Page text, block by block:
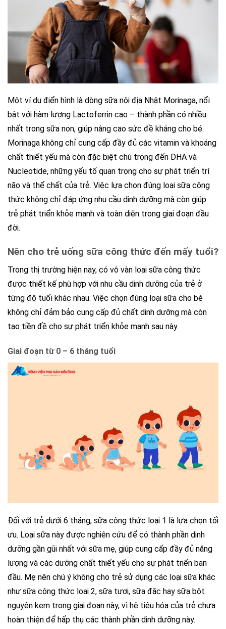
Một ví dụ điển hình là dòng sữa nội địa Nhật Morinaga, nổi
bật với hàm lượng Lactoferrin cao – thành phần có nhiều
nhất trong sữa non, giúp nâng cao sức đề kháng cho bé.
Morinaga không chỉ cung cấp đầy đủ các vitamin và khoáng
chất thiết yếu mà còn đặc biệt chú trọng đến DHA và
Nucleotide, những yếu tố quan trọng cho sự phát triển trí
não và thể chất của trẻ. Việc lựa chọn đúng loại sữa công
thức không chỉ đáp ứng nhu cầu dinh dưỡng mà còn giúp
trẻ phát triển khỏe mạnh và toàn diện trong giai đoạn đầu
đời.
Nên cho trẻ uống sữa công thức đến mấy tuổi?
Trong thị trường hiện nay, có vô vàn loại sữa công thức
được thiết kế phù hợp với nhu cầu dinh dưỡng của trẻ ở
từng độ tuổi khác nhau. Việc chọn đúng loại sữa cho bé
không chỉ đảm bảo cung cấp đủ chất dinh dưỡng mà còn
tạo tiền đề cho sự phát triển khỏe mạnh sau này.
Giai đoạn từ 0 – 6 tháng tuổi
Đối với trẻ dưới 6 tháng, sữa công thức loại 1 là lựa chọn tối
ưu. Loại sữa này được nghiên cứu để có thành phần dinh
dưỡng gần gũi nhất với sữa mẹ, giúp cung cấp đầy đủ năng
lượng và các dưỡng chất thiết yếu cho sự phát triển ban
đầu. Mẹ nên chú ý không cho trẻ sử dụng các loại sữa khác
như sữa công thức loại 2, sữa tươi, sữa đặc hay sữa bột
nguyên kem trong giai đoạn này, vì hệ tiêu hóa của trẻ chưa
hoàn thiện để hấp thụ các thành phần dinh dưỡng này.